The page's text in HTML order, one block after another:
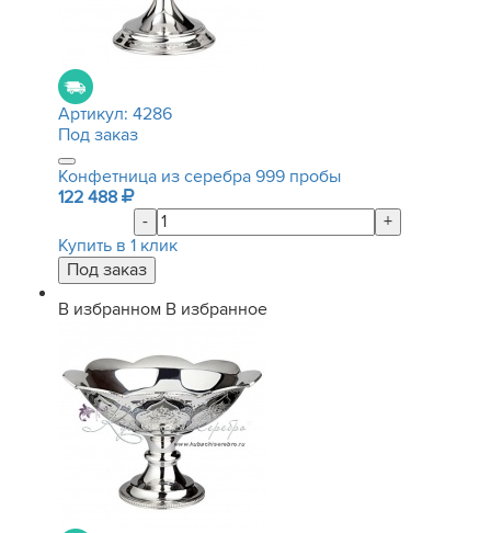
Артикул: 4286
Под заказ
Конфетница из серебра 999 пробы
122 488
-
+
Купить в 1 клик
В избранном В избранное